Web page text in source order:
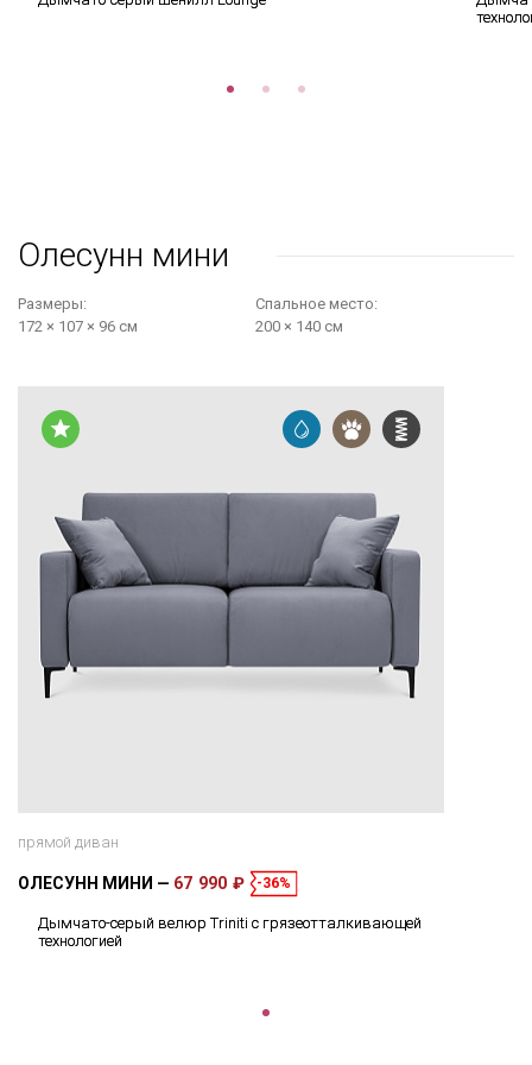
Олесунн мини
Размеры:
172 × 107 × 96 см
Cпальное место:
200 × 140 см
прямой диван
ОЛЕСУНН МИНИ 67 990 ₽ -36%
Дымчато-серый велюр Triniti с грязеотталкивающей
технологией